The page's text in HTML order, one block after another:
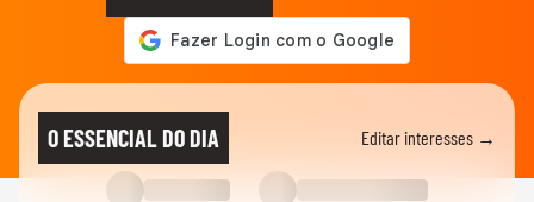
O ESSENCIAL DO DIA Editar interesses →